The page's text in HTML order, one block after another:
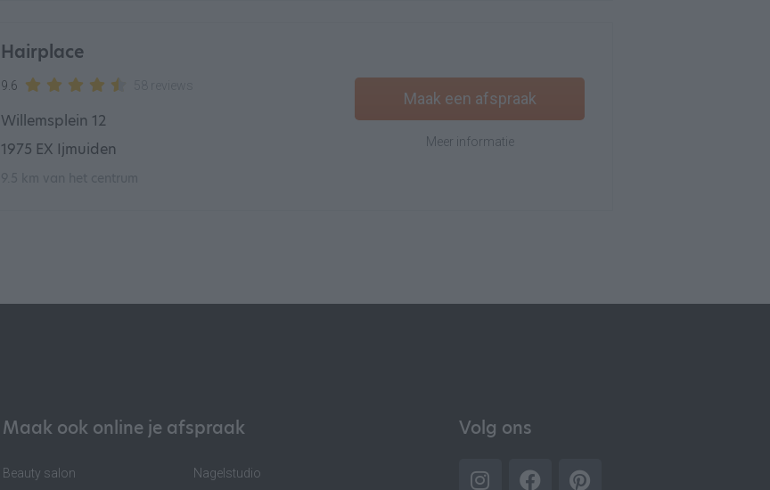
Hairplace
9.6
Willemsplein 12
1975 EX Ijmuiden
Maak een afspraak
Meer informatie
Maak ook online je afspraak
Beauty salon
Nagelstudio
Volg ons